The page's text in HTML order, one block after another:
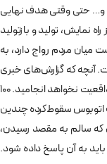
و… حتی وقتی هدف نهایی
نمایش،‌ تولید و بازتولید
میان مردم رواج دارد، به
آنچه که گزارش‌های خبری
و مطبوعاتی نمایش می‌دهند،‌ لزوماً به درک درست از واقعیت نخواهد انجامید. 100
اتوبوس سقوط‌کرده چندین
که سالم به مقصد رسیدن،‌
به آن پاسخ داده شود.